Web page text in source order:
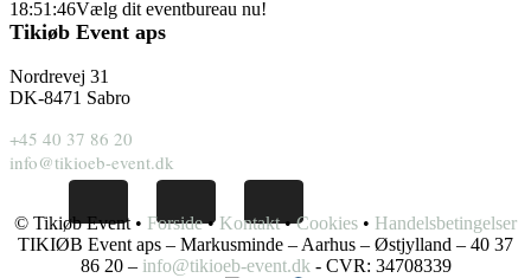
18:51:46Vælg dit eventbureau nu!
Tikiøb Event aps
Nordrevej 31
DK-8471 Sabro
+45 40 37 86 20
info@tikioeb-event.dk
© Tikiøb Event • Forside• Kontakt•Cookies • Handelsbetingelser
TIKIØB Event aps – Markusminde – Aarhus – Østjylland – 40 37
86 20 – info@tikioeb-event.dk - CVR: 34708339